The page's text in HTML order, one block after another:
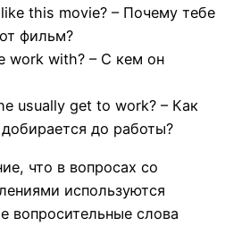
this movie? – Почему тебе
фильм?
work with? – С кем он
usually get to work? – Как
до работы?
что в вопросах со
используются
вопросительные слова